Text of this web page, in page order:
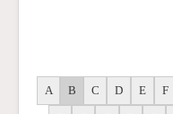
A B C D E F